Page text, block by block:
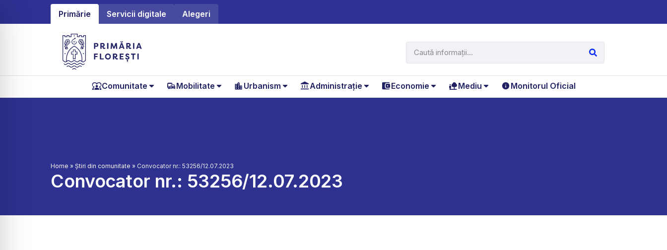
Primărie Servicii digitale Alegeri
Comunitate Mobilitate Urbanism Administrație Economie Mediu Monitorul Oficial
Home » Știri din comunitate » Convocator nr.: 53256/12.07.2023
Convocator nr.: 53256/12.07.2023